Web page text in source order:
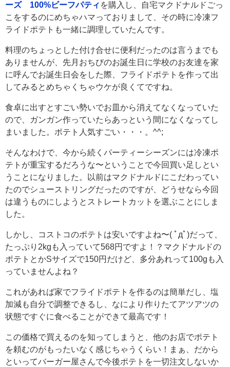
ーズ 100%ビーフパティ を購入し、自宅マクドナルドごっ
こをするのにめちゃハマっておりまして、その時に冷凍フ
ライドポテトも一緒に調理していたんです。
料理のちょっとした付け合せに便利だったのは言うまでも
ありませんが、先月おちびのお誕生日に学校のお友達を家
に呼んでお誕生日会をした際、フライドポテトを作って出
してみるとめちゃくちゃウケが良くてですね。
食卓に出すとすごい勢いでお皿から消えてなくなっていた
ので、ガンガン作っていたらあっという間になくなってし
まいました。ポテト人気すごい・・・。^^;
そんなわけで、今から続くパーティーシーズンには冷凍ポ
テトが重宝するだろうな〜ということで今回買い足しとい
うことになりました。以前はマクドナルドにこだわってい
たのでシューストリングだったのですが、どうせなら今回
は違うものにしようとストレートカットを選ぶことにしま
した。
しかし、コストコのポテトは安いですよね〜( ﾟдﾟ)だって、
たっぷり2kgも入っていて568円ですよ！？マクドナルドの
ポテトとかSサイズで150円だけど、多分あれって100gも入
っていませんよね？
これがあれば家でフライドポテトを作るのは簡単だし、塩
加減も自分で調整できるし、なにより作りたてアツアツの
状態ですぐに食べることができて最高です！
この価格で買えるのを知ってしまうと、他のお店でポテト
を頼むのがもったいなく感じちゃうくらい！まぁ、だから
といってバーガー屋さんで今後ポテトを一切注文しないか